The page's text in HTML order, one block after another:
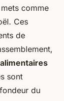
comme
Ces
de
sont
du